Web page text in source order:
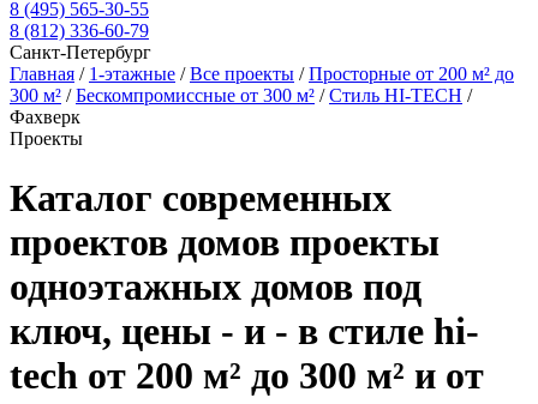
8 (495) 565-30-55
8 (812) 336-60-79
Санкт-Петербург
Главная / 1-этажные /Все проекты /Просторные от 200 м² до
300 м² /Бескомпромиссные от 300 м² /Стиль HI-TECH /
Фахверк
Проекты
Каталог современных
проектов домов проекты
одноэтажных домов под
ключ, цены - и - в стиле hi-
tech от 200 м² до 300 м² и от